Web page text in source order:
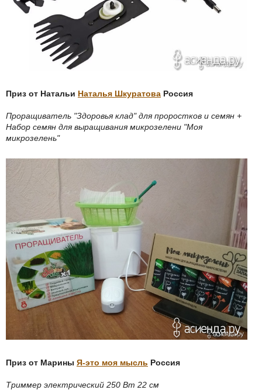
Приз от Натальи Наталья Шкуратова Россия
Проращиватель "Здоровья клад" для проростков и семян +
Набор семян для выращивания микрозелени "Моя
микрозелень"
Приз от Марины Я-это моя мысль Россия
Триммер электрический 250 Вт 22 см